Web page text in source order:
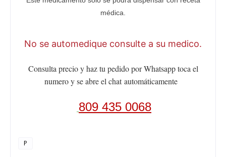
médica.
No se automedique consulte a su medico.
Consulta precio y haz tu pedido por Whatsapp toca el
numero y se abre el chatautomáticamente
809 435 0068
P